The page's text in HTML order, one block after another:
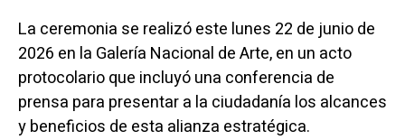
La ceremonia se realizó este lunes 22 de junio de
2026 en la Galería Nacional de Arte, en un acto
protocolario que incluyó una conferencia de
prensa para presentar a la ciudadanía los alcances
y beneficios de esta alianza estratégica.